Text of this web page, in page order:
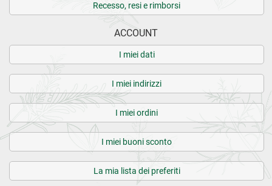
Recesso, resi e rimborsi
ACCOUNT
I miei dati
I miei indirizzi
I miei ordini
I miei buoni sconto
La mia lista dei preferiti